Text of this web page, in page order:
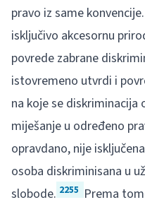
pravo iz same
isključivo akcesornu
povrede zabrane
istovremeno utvrdi i
na koje se diskriminacija
miješanje u određeno
opravdano, nije
osoba diskriminisana u
slobode. 2255 Prema